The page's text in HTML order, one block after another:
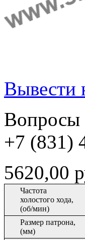
Вывести
Вопросы
+7 (831)
5620,00
Частота
холостого хода,
(об/мин)
Размер патрона,
(мм)